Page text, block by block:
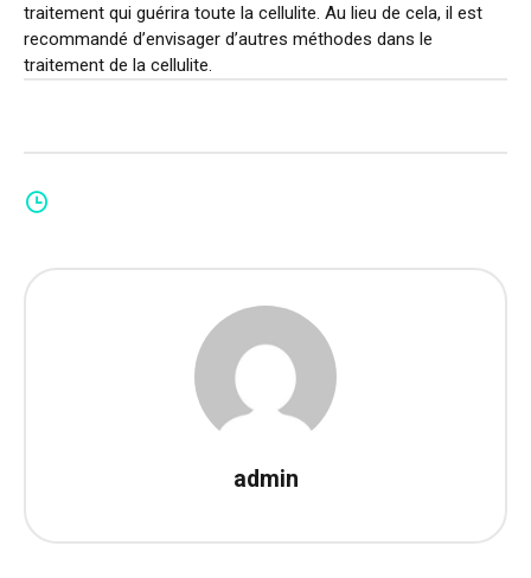
traitement qui guérira toute la cellulite. Au lieu de cela, il est
recommandé d’envisager d’autres méthodes dans le
traitement de la cellulite.
admin